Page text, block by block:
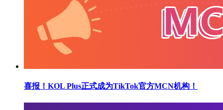
喜报！KOL Plus正式成为TikTok官方MCN机构！